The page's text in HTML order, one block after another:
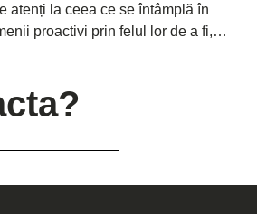
atenți la ceea ce se întâmplă în
proactivi prin felul lor de a fi,…